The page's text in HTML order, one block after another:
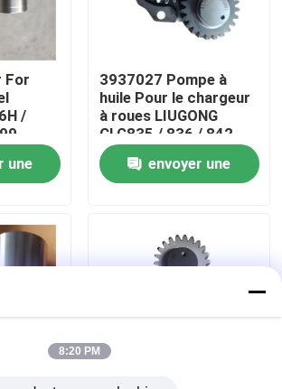
For
/
945E
/
une
3937027 Pompe à
huile Pour le chargeur
à roues LIUGONG
CLG835 / 836 / 842
CLG855N Excavateur
908C / 910E / 915D
Moteur QSB3.9 /
envoyer une
8:20 PM